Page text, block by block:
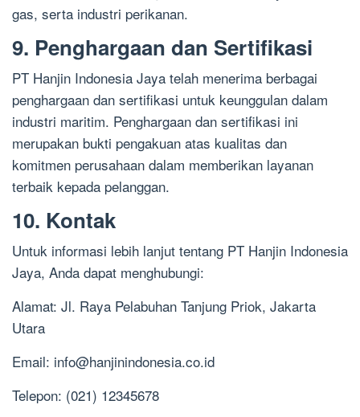
gas, serta industri perikanan.
9. Penghargaan dan Sertifikasi
PT Hanjin Indonesia Jaya telah menerima berbagai
penghargaan dan sertifikasi untuk keunggulan dalam
industri maritim. Penghargaan dan sertifikasi ini
merupakan bukti pengakuan atas kualitas dan
komitmen perusahaan dalam memberikan layanan
terbaik kepada pelanggan.
10. Kontak
Untuk informasi lebih lanjut tentang PT Hanjin Indonesia
Jaya, Anda dapat menghubungi:
Alamat: Jl. Raya Pelabuhan Tanjung Priok, Jakarta
Utara
Email: info@hanjinindonesia.co.id
Telepon: (021) 12345678